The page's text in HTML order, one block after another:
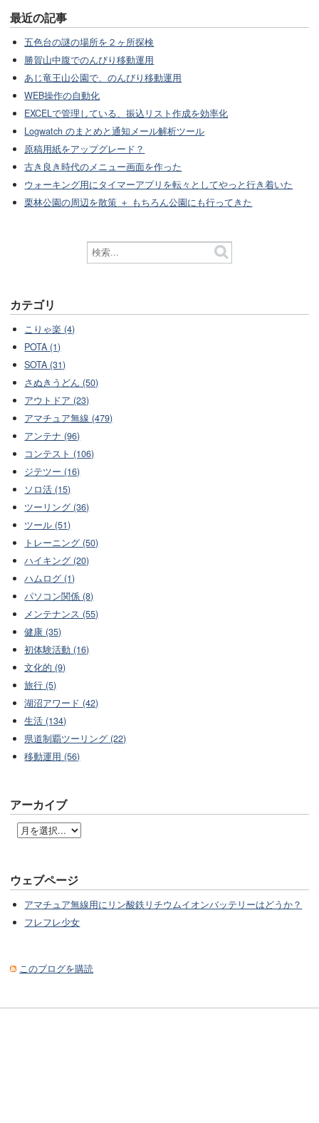
最近の記事
五色台の謎の場所を２ヶ所探検
勝賀山中腹でのんびり移動運用
あじ竜王山公園で、のんびり移動運用
WEB操作の自動化
EXCELで管理している、振込リスト作成を効率化
Logwatch のまとめと通知メール解析ツール
原稿用紙をアップグレード？
古き良き時代のメニュー画面を作った
ウォーキング用にタイマーアプリを転々としてやっと行き着いた
栗林公園の周辺を散策 ＋ もちろん公園にも行ってきた
カテゴリ
こりゃ楽 (4)
POTA (1)
SOTA (31)
さぬきうどん (50)
アウトドア (23)
アマチュア無線 (479)
アンテナ (96)
コンテスト (106)
ジテツー (16)
ソロ活 (15)
ツーリング (36)
ツール (51)
トレーニング (50)
ハイキング (20)
ハムログ (1)
パソコン関係 (8)
メンテナンス (55)
健康 (35)
初体験活動 (16)
文化的 (9)
旅行 (5)
湖沼アワード (42)
生活 (134)
県道制覇ツーリング (22)
移動運用 (56)
アーカイブ
ウェブページ
アマチュア無線用にリン酸鉄リチウムイオンバッテリーはどうか？
フレフレ少女
このブログを購読